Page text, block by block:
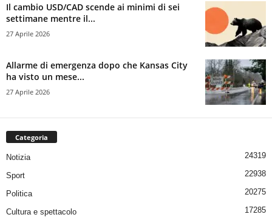
Il cambio USD/CAD scende ai minimi di sei
settimane mentre il...
27 Aprile 2026
Allarme di emergenza dopo che Kansas City
ha visto un mese...
27 Aprile 2026
Categoria
Notizia 24319
Sport 22938
Politica 20275
Cultura e spettacolo 17285